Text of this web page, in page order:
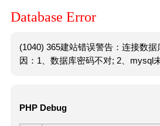
Database Error
(1040) 365建站错误警告：连接数
因：1、数据库密码不对; 2、mysql
PHP Debug